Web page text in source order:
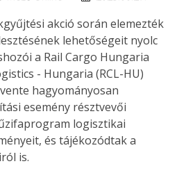
akció során elemezték
lehetőségeit nyolc
a Rail Cargo Hungaria
- Hungaria (RCL-HU)
hagyományosan
esemény résztvevői
logisztikai
és tájékozódtak a
is.